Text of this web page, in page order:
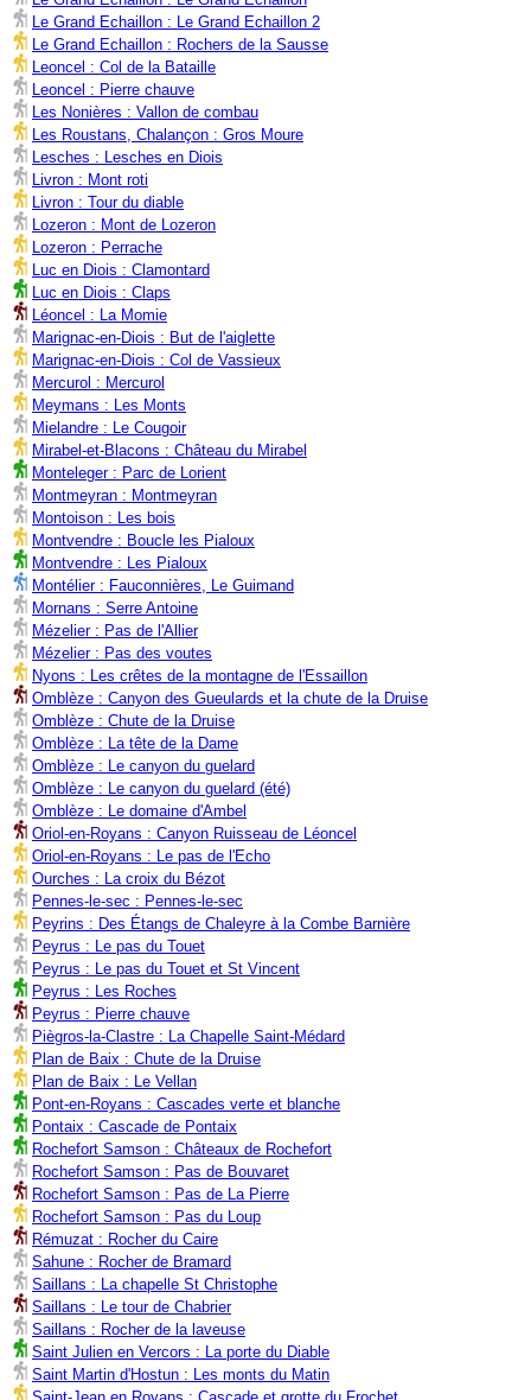
Le Grand Echaillon : Le Grand Echaillon 2
Le Grand Echaillon : Rochers de la Sausse
Leoncel : Col de la Bataille
Leoncel : Pierre chauve
Les Nonières : Vallon de combau
Les Roustans, Chalançon : Gros Moure
Lesches : Lesches en Diois
Livron : Mont roti
Livron : Tour du diable
Lozeron : Mont de Lozeron
Lozeron : Perrache
Luc en Diois : Clamontard
Luc en Diois : Claps
Léoncel : La Momie
Marignac-en-Diois : But de l'aiglette
Marignac-en-Diois : Col de Vassieux
Mercurol : Mercurol
Meymans : Les Monts
Mielandre : Le Cougoir
Mirabel-et-Blacons : Château du Mirabel
Monteleger : Parc de Lorient
Montmeyran : Montmeyran
Montoison : Les bois
Montvendre : Boucle les Pialoux
Montvendre : Les Pialoux
Montélier : Fauconnières, Le Guimand
Mornans : Serre Antoine
Mézelier : Pas de l'Allier
Mézelier : Pas des voutes
Nyons : Les crêtes de la montagne de l'Essaillon
Omblèze : Canyon des Gueulards et la chute de la Druise
Omblèze : Chute de la Druise
Omblèze : La tête de la Dame
Omblèze : Le canyon du guelard
Omblèze : Le canyon du guelard (été)
Omblèze : Le domaine d'Ambel
Oriol-en-Royans : Canyon Ruisseau de Léoncel
Oriol-en-Royans : Le pas de l'Echo
Ourches : La croix du Bézot
Pennes-le-sec : Pennes-le-sec
Peyrins : Des Étangs de Chaleyre à la Combe Barnière
Peyrus : Le pas du Touet
Peyrus : Le pas du Touet et St Vincent
Peyrus : Les Roches
Peyrus : Pierre chauve
Piègros-la-Clastre : La Chapelle Saint-Médard
Plan de Baix : Chute de la Druise
Plan de Baix : Le Vellan
Pont-en-Royans : Cascades verte et blanche
Pontaix : Cascade de Pontaix
Rochefort Samson : Châteaux de Rochefort
Rochefort Samson : Pas de Bouvaret
Rochefort Samson : Pas de La Pierre
Rochefort Samson : Pas du Loup
Rémuzat : Rocher du Caire
Sahune : Rocher de Bramard
Saillans : La chapelle St Christophe
Saillans : Le tour de Chabrier
Saillans : Rocher de la laveuse
Saint Julien en Vercors : La porte du Diable
Saint Martin d'Hostun : Les monts du Matin